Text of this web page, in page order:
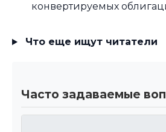
конвертируемых
Что еще ищут читатели
Часто задаваемые